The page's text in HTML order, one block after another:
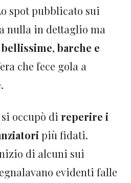
spot pubblicato sui
nulla in dettaglio ma
,barche e
che fece gola a
occupò di reperire i
più fidati.
di alcuni sui
evidenti falle